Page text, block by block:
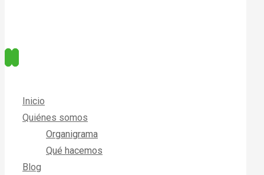
Inicio
Quiénes somos
Organigrama
Qué hacemos
Blog